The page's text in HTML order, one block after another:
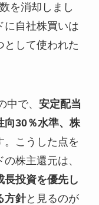
を消却しまし
に自社株買いは
として使われた
で、 安定配当
向30％水準、株
。こうした点を
株主還元は、
長投資を優先し
方針と見るのが